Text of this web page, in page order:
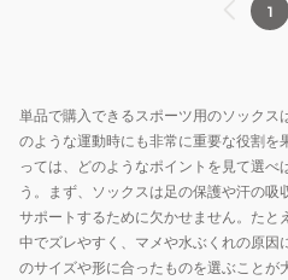
1
単品で購入できるスポーツ用のソックス
のような運動時にも非常に重要な役割を
っては、どのようなポイントを見て選べ
う。まず、ソックスは足の保護や汗の
サポートするために欠かせません。たと
中でズレやすく、マメや水ぶくれの原因
のサイズや形に合ったものを選ぶことが